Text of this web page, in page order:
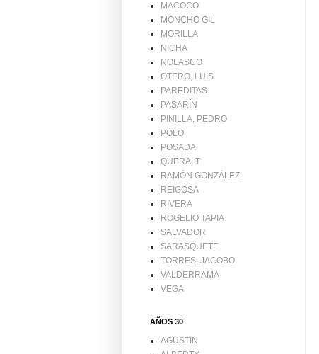
MACOCO
MONCHO GIL
MORILLA
NICHA
NOLASCO
OTERO, LUIS
PAREDITAS
PASARÍN
PINILLA, PEDRO
POLO
POSADA
QUERALT
RAMÓN GONZÁLEZ
REIGOSA
RIVERA
ROGELIO TAPIA
SALVADOR
SARASQUETE
TORRES, JACOBO
VALDERRAMA
VEGA
AÑOS 30
AGUSTIN